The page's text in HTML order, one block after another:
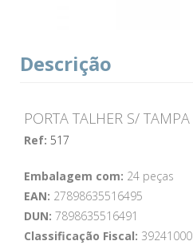
Descrição
PORTA TALHER S/ TAMPA
Ref: 517
Embalagem com: 24 peças
EAN: 27898635516495
DUN: 7898635516491
Classificação Fiscal: 39241000